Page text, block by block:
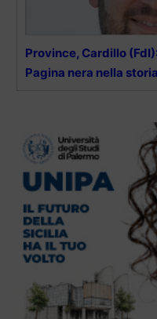
Province, Cardillo
Pagina nera nella